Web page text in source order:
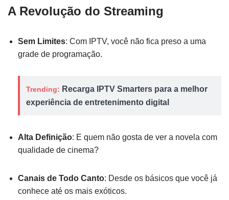
A Revolução do Streaming
Sem Limites: Com IPTV, você não fica preso a uma
grade de programação.
Trending: Recarga IPTV Smarters para a melhor
experiência de entretenimento digital
Alta Definição: E quem não gosta de ver a novela com
qualidade de cinema?
Canais de Todo Canto: Desde os básicos que você já
conhece até os mais exóticos.